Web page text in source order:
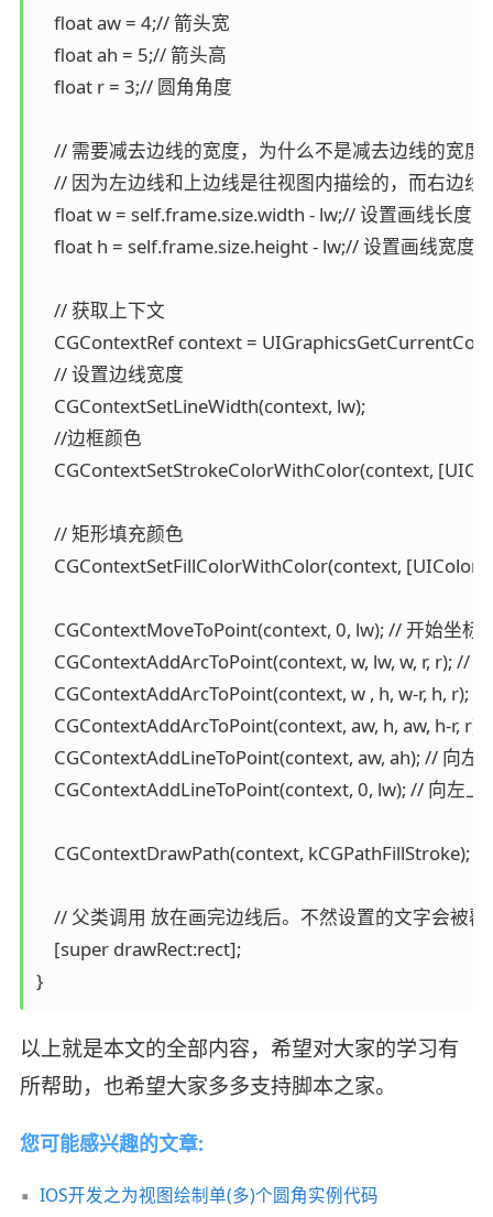
    float aw = 4;// 箭头宽
    float ah = 5;// 箭头高
    float r = 3;// 圆角角度
// 需要减去边线的宽度，为什么不是减去边线的宽度
// 因为左边线和上边线是往视图内描绘的，而右边
    float w = self.frame.size.width - lw;// 设置画线长度
    float h = self.frame.size.height - lw;// 设置画线宽度
    // 获取上下文
CGContextRef context =
    // 设置边线宽度
    CGContextSetLineWidth(context, lw);
    //边框颜色
CGContextSetStrokeColorWithColor(context,
    // 矩形填充颜色
CGContextSetFillColorWithColor(context, [UIColor
CGContextMoveToPoint(context, 0, lw); // 开始坐
CGContextAddArcToPoint(context, w, lw, w, r, r); //
CGContextAddArcToPoint(context, w , h, w-r, h, r);
CGContextAddArcToPoint(context, aw, h, aw, h-r, r);
CGContextAddLineToPoint(context, aw, ah); // 向左
CGContextAddLineToPoint(context, 0, lw); // 向左上
CGContextDrawPath(context, kCGPathFillStroke);
// 父类调用 放在画完边线后。不然设置的文字会被
    [super drawRect:rect];
}
以上就是本文的全部内容，希望对大家的学习有
所帮助，也希望大家多多支持脚本之家。
您可能感兴趣的文章:
IOS开发之为视图绘制单(多)个圆角实例代码